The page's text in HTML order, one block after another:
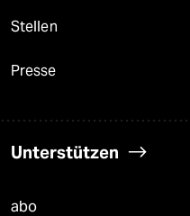
Stellen
Presse
Unterstützen
abo